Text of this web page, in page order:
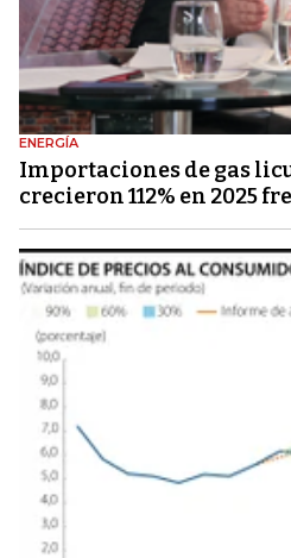
ENERGÍA
Importaciones de gas
crecieron 112% en 2025